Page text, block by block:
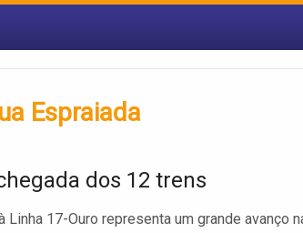
Espraiada
dos 12 trens
17-Ouro representa um grande avanço